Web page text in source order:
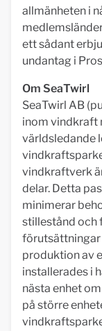
allmänheten i
ett sådant
undantag i
Om SeaTwirl
SeaTwirl AB
inom vindkraft
världsledande
vindkraftverk
delar. Detta
minimerar
stillestånd och
förutsättningar
produktion av
installerades i
nästa enhet
på större